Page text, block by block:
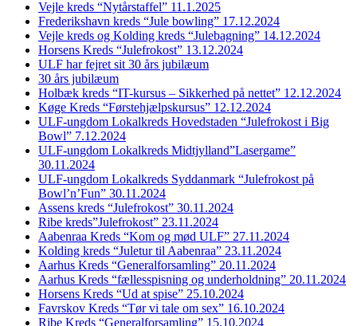
Vejle kreds “Nytårstaffel” 11.1.2025
Frederikshavn kreds “Jule bowling” 17.12.2024
Vejle kreds og Kolding kreds “Julebagning” 14.12.2024
Horsens Kreds “Julefrokost” 13.12.2024
ULF har fejret sit 30 års jubilæum
30 års jubilæum
Holbæk kreds “IT-kursus – Sikkerhed på nettet” 12.12.2024
Køge Kreds “Førstehjælpskursus” 12.12.2024
ULF-ungdom Lokalkreds Hovedstaden “Julefrokost i Big
Bowl” 7.12.2024
ULF-ungdom Lokalkreds Midtjylland”Lasergame”
30.11.2024
ULF-ungdom Lokalkreds Syddanmark “Julefrokost på
Bowl’n’Fun” 30.11.2024
Assens kreds “Julefrokost” 30.11.2024
Ribe kreds”Julefrokost” 23.11.2024
Aabenraa Kreds “Kom og mød ULF” 27.11.2024
Kolding kreds “Juletur til Aabenraa” 23.11.2024
Aarhus Kreds “Generalforsamling” 20.11.2024
Aarhus Kreds “fællesspisning og underholdning” 20.11.2024
Horsens Kreds “Ud at spise” 25.10.2024
Favrskov Kreds “Tør vi tale om sex” 16.10.2024
Ribe Kreds “Generalforsamling” 15.10.2024